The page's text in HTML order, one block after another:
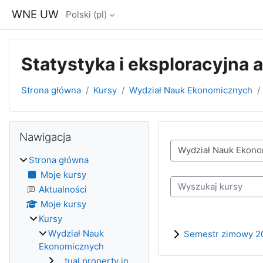
WNE UW Polski ‎(pl)‎
Statystyka i eksploracyjna
Strona główna Kursy Wydział Nauk Ekonomicznych
Kategorie kursów
Wyszukaj kursy
Semestr zimowy
Bloki
Nawigacja
Strona główna
Moje kursy
Aktualności
Moje kursy
Kursy
Wydział Nauk
Ekonomicznych